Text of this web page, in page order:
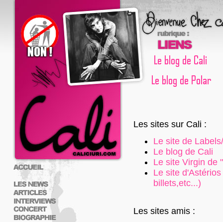
Les sites sur Cali :
Le site de
Le blog de Cali
Le site Virgin de
Le site
billets,etc...)
Les sites amis :